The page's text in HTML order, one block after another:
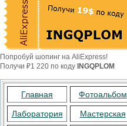
Попробуй шопинг на AliExpress!
Получи ₽1 220 по коду INGQPLOM
Главная Фотоальбом
Лаборатория Мастерская